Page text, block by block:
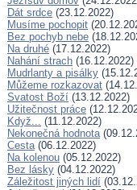
Dát srdce (23.12.2022)
Musíme pochopit
Bez pochyb nebe
Na druhé (17.12.2022)
Nahání strach (16.12.2022)
Mudrlanty a pisálky
Můžeme rozkazovat
Svatost Boží (13.12.2022)
Užitečnost práce
Když... (11.12.2022)
Nekonečná hodnota
Cesta(06.12.2022)
Na kolenou (05.12.2022)
Bez lásky (04.12.2022)
Záležitost jiných lidí